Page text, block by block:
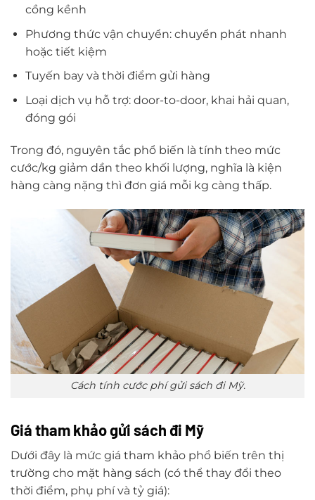
cồng kềnh
Phương thức vận chuyển: chuyển phát nhanh
hoặc tiết kiệm
Tuyến bay và thời điểm gửi hàng
Loại dịch vụ hỗ trợ: door-to-door, khai hải quan,
đóng gói
Trong đó, nguyên tắc phổ biến là tính theo mức
cước/kg giảm dần theo khối lượng, nghĩa là kiện
hàng càng nặng thì đơn giá mỗi kg càng thấp.
Cách tính cước phí gửi sách đi Mỹ.
Giá tham khảo gửi sách đi Mỹ
Dưới đây là mức giá tham khảo phổ biến trên thị
trường cho mặt hàng sách (có thể thay đổi theo
thời điểm, phụ phí và tỷ giá):